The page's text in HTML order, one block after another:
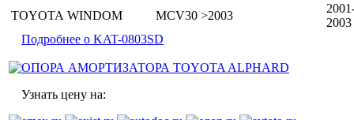
TOYOTA WINDOM MCV30 >2003
2003
Подробнее о KAT-0803SD
Узнать цену на: